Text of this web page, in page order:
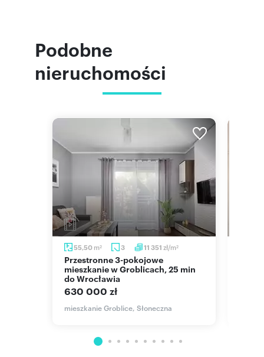
Podobne
nieruchomości
55,50 m2 3 11 351 zł/m2
Przestronne 3-pokojowe
mieszkanie w Groblicach, 25 min
do Wrocławia
630 000 zł
mieszkanie Groblice, Słoneczna